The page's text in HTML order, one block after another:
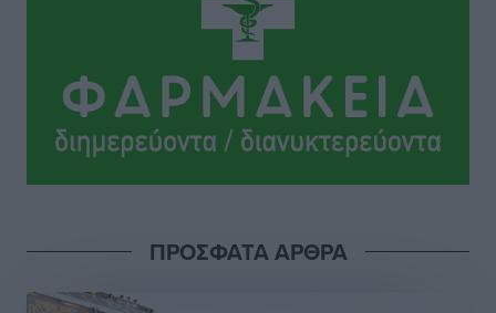
Σι Τζέι Χάρις: «Να πανηγυρίσουμε πολλές νίκες μαζί»
Αθλητικά • πριν 16 ώρες
Ροδήλιος: Ο απολογισμός από το Πανελλήνιο
Πρωτάθλημα Πίστας
Αθλητικά• πριν 16 ώρες
ΠΡΟΣΦΑΤΑ ΑΡΘΡΑ